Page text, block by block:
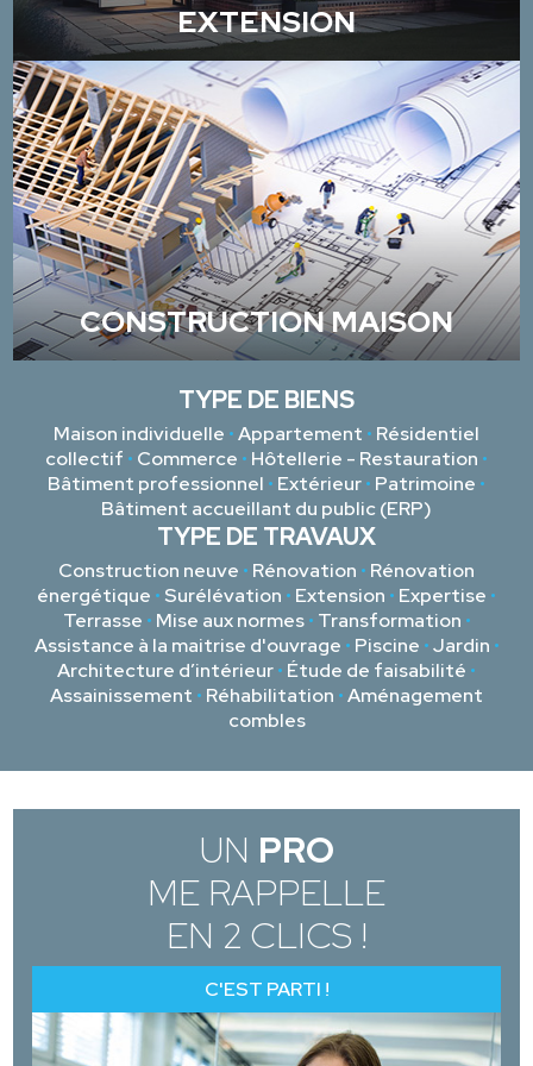
EXTENSION
CONSTRUCTION MAISON
TYPE DE BIENS
Maison individuelle •Appartement • Résidentiel
collectif • Commerce • Hôtellerie - Restauration •
Bâtiment professionnel • Extérieur• Patrimoine •
Bâtiment accueillant du public (ERP)
TYPE DE TRAVAUX
Construction neuve • Rénovation • Rénovation
énergétique • Surélévation • Extension • Expertise •
Terrasse • Mise aux normes • Transformation •
Assistance à la maitrise d'ouvrage • Piscine •Jardin •
Architecture d’intérieur• Étude de faisabilité •
Assainissement • Réhabilitation •Aménagement
combles
UN PRO
ME RAPPELLE
EN 2 CLICS !
C'EST PARTI !